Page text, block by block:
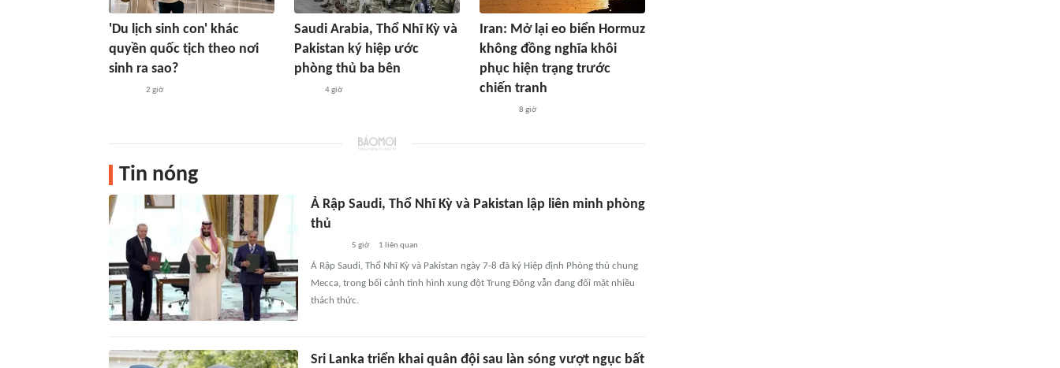
'Du lịch sinh con' khác
quyền quốc tịch theo nơi
sinh ra sao?
2 giờ
Saudi Arabia, Thổ Nhĩ Kỳ và
Pakistan ký hiệp ước
phòng thủ ba bên
4 giờ
Iran: Mở lại eo biển Hormuz
không đồng nghĩa khôi
phục hiện trạng trước
chiến tranh
8 giờ
Tin nóng
Ả Rập Saudi, Thổ Nhĩ Kỳ và Pakistan lập liên minh phòng
thủ
5 giờ 1 liên quan
Ả Rập Saudi, Thổ Nhĩ Kỳ và Pakistan ngày 7-8 đã ký Hiệp định Phòng thủ chung
Mecca, trong bối cảnh tình hình xung đột Trung Đông vẫn đang đối mặt nhiều
thách thức.
Sri Lanka triển khai quân đội sau làn sóng vượt ngục bất